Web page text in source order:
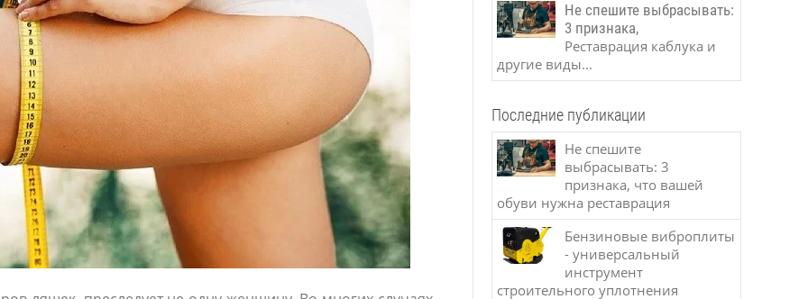
Не спешите выбрасывать:
3 признака,
Реставрация каблука и
другие виды...
Последние публикации
Не спешите
выбрасывать: 3
признака, что вашей
обуви нужна реставрация
Бензиновые виброплиты
- универсальный
инструмент
строительного уплотнения